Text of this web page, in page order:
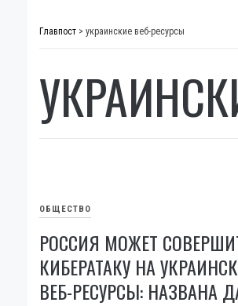
Главпост > украинские веб-ресурсы
ОБЩЕСТВО
РОССИЯ МОЖЕТ
КИБЕРАТАКУ НА
ВЕБ-РЕСУРСЫ: НАЗВАНА